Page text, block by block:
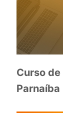
Curso
Parnaíba